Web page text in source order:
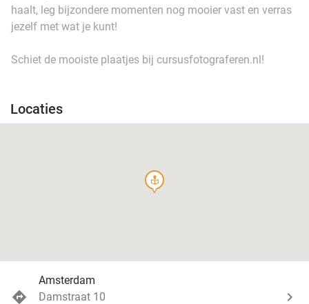
haalt, leg bijzondere momenten nog mooier vast en verras
jezelf met wat je kunt!
Schiet de mooiste plaatjes bij cursusfotograferen.nl!
Locaties
course
Amsterdam
Damstraat 10